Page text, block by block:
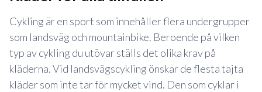
Cykling är en sport som innehåller flera undergrupper
som landsväg och mountainbike. Beroende på vilken
typ av cykling du utövar ställs det olika krav på
kläderna. Vid landsvägscykling önskar de flesta tajta
kläder som inte tar för mycket vind. Den som cyklar i